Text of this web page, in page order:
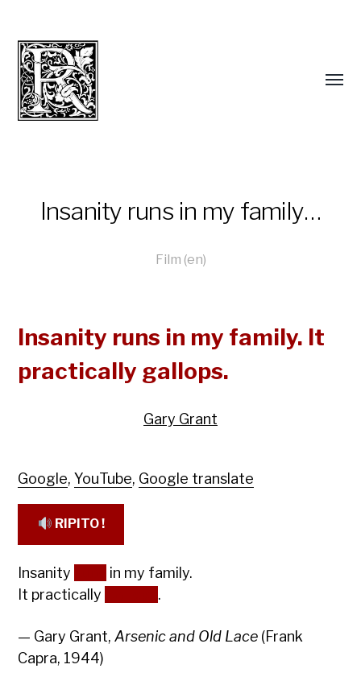
Insanity runs in my family…
Film (en)
Insanity runs in my family. It
practically gallops.
Gary Grant
Google,YouTube, Google translate
RIPITO !
Insanity
in my family.
It practically
.
— Gary Grant,Arsenic and Old Lace (Frank
Capra, 1944)